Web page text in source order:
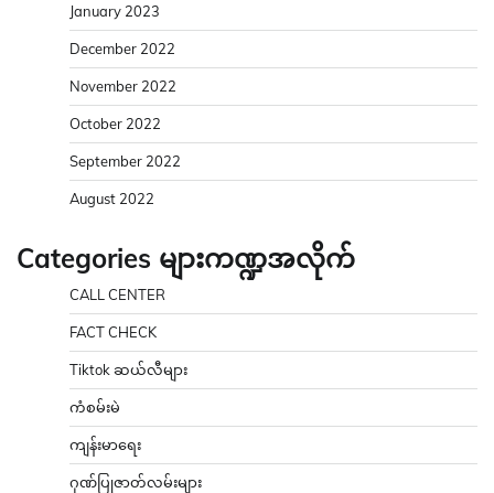
January 2023
December 2022
November 2022
October 2022
September 2022
August 2022
Categories များကဏ္ဍအလိုက်
CALL CENTER
FACT CHECK
Tiktok ဆယ်လီများ
ကံစမ်းမဲ
ကျန်းမာရေး
ဂုဏ်ပြုဇာတ်လမ်းများ